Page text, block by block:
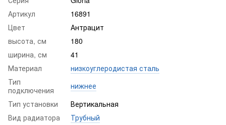
Артикул
16891
Цвет
Антрацит
высота, см
180
ширина, см
41
Материал
низкоуглеродистая сталь
Тип
подключения
нижнее
Тип установки
Вертикальная
Вид радиатора
Трубный